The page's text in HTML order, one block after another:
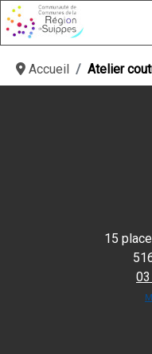
Accueil Atelier
15